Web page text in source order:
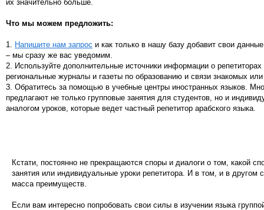
их значительно больше.
Что мы можем предложить:
1. Напишите нам запрос и как только в нашу базу добавит свои
– мы сразу же вас уведомим.
2. Используйте дополнительные источники информации о
региональные журналы и газеты по образованию и связи знакомых
3. Обратитесь за помощью в учебные центры иностранных языков.
предлагают не только групповые занятия для студентов, но и
аналогом уроков, которые ведет частный репетитор арабского языка.
Кстати, постоянно не прекращаются споры и диалоги о том, какой
занятия или индивидуальные уроки репетитора. И в том, и в другом
масса преимуществ.
Если вам интересно попробовать свои силы в изучении языка